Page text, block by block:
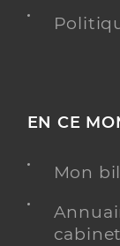
EN CE
Mon